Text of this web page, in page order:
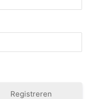
Registreren